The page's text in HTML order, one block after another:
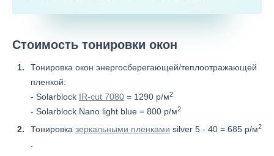
Стоимость тонировки окон
Тонировка окон энергосберегающей/теплоотражающей
пленкой:
- Solarblock IR-cut 7080 = 1290 р/м2
- Solarblock Nano light blue = 800 р/м2
Тонировка зеркальными пленками silver 5 - 40 = 685 р/м2